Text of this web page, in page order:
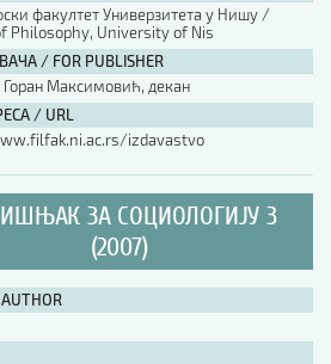
факултет Универзитета у Нишу /
Philosophy, University of Nis
/ FOR PUBLISHER
Максимовић, декан
/ URL
izdavastvo
ЗА СОЦИОЛОГИЈУ 3
(2007)